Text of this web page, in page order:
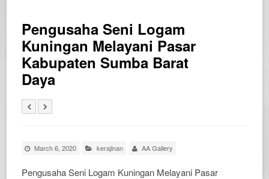
Pengusaha Seni Logam
Kuningan Melayani Pasar
Kabupaten Sumba Barat
Daya
March 6, 2020 kerajinan AA Gallery
Pengusaha Seni Logam Kuningan Melayani Pasar